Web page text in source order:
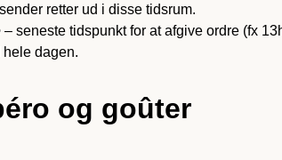
retter ud i disse tidsrum.
– seneste tidspunkt for at afgive ordre (fx
hele dagen.
og goûter